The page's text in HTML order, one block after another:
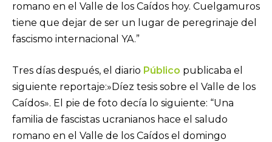
romano en el Valle de los Caídos hoy. Cuelgamuros
tiene que dejar de ser un lugar de peregrinaje del
fascismo internacional YA.”
Tres días después, el diario Público publicaba el
siguiente reportaje:»Díez tesis sobre el Valle de los
Caídos». El pie de foto decía lo siguiente: “Una
familia de fascistas ucranianos hace el saludo
romano en el Valle de los Caídos el domingo